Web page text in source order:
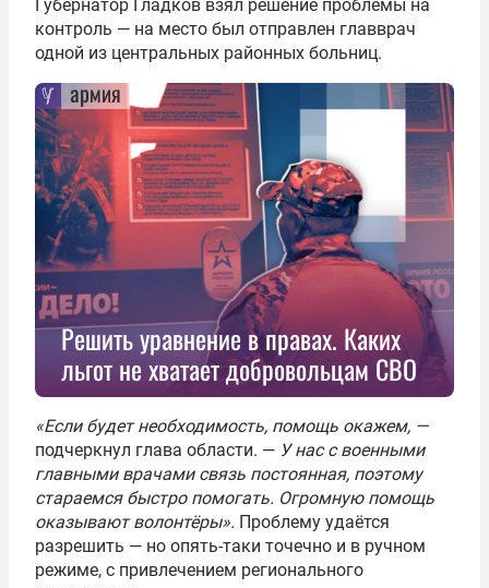
Губернатор Гладков взял решение проблемы на
контроль — на место был отправлен главврач
одной из центральных районных больниц.
армия
Решить уравнение в правах. Каких
льгот не хватает добровольцам СВО
«Если будет необходимость, помощь окажем, —
подчеркнул глава области. — У нас с военными
главными врачами связь постоянная, поэтому
стараемся быстро помогать. Огромную помощь
оказывают волонтёры». Проблему удаётся
разрешить — но опять-таки точечно и в ручном
режиме, с привлечением регионального